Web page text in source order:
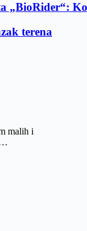
„BioRider“:
terena
malih i